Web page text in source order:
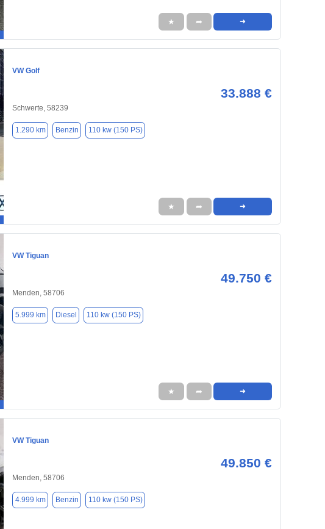
★ ➦ ➜
VW Golf
33.888 €
Schwerte, 58239
1.290 km Benzin 110 kw (150 PS)
★ ➦ ➜
VW Tiguan
49.750 €
Menden, 58706
5.999 km Diesel 110 kw (150 PS)
★ ➦ ➜
VW Tiguan
49.850 €
Menden, 58706
4.999 km Benzin 110 kw (150 PS)